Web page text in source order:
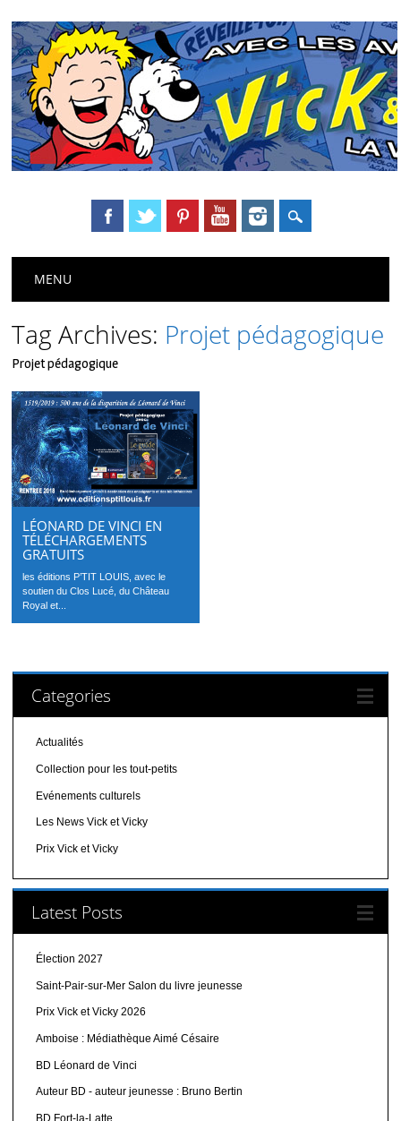
Main menu
MENU
Tag Archives: Projet pédagogique
Projet pédagogique
LÉONARD DE VINCI EN
TÉLÉCHARGEMENTS
GRATUITS
les éditions P’TIT LOUIS, avec le
soutien du Clos Lucé, du Château
Royal et...
Categories
Actualités
Collection pour les tout-petits
Evénements culturels
Les News Vick et Vicky
Prix Vick et Vicky
Latest Posts
Élection 2027
Saint-Pair-sur-Mer Salon du livre jeunesse
Prix Vick et Vicky 2026
Amboise : Médiathèque Aimé Césaire
BD Léonard de Vinci
Auteur BD - auteur jeunesse : Bruno Bertin
BD Fort-la-Latte